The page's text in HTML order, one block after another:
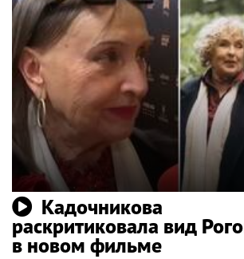
Кадочникова
раскритиковала вид
в новом фильме